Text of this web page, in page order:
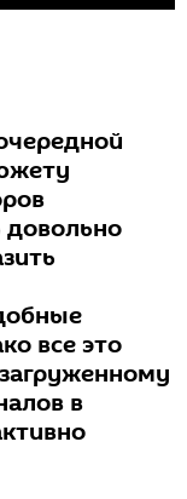
все это
в